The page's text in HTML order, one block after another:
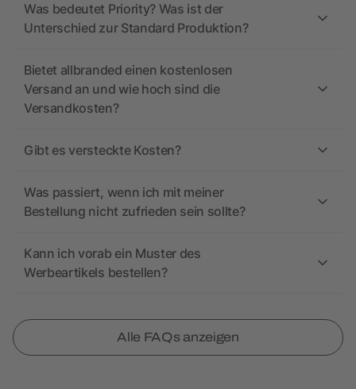
Was bedeutet Priority? Was ist der
Unterschied zur Standard Produktion?
Bietet allbranded einen kostenlosen
Versand an und wie hoch sind die
Versandkosten?
Gibt es versteckte Kosten?
Was passiert, wenn ich mit meiner
Bestellung nicht zufrieden sein sollte?
Kann ich vorab ein Muster des
Werbeartikels bestellen?
Alle FAQs anzeigen